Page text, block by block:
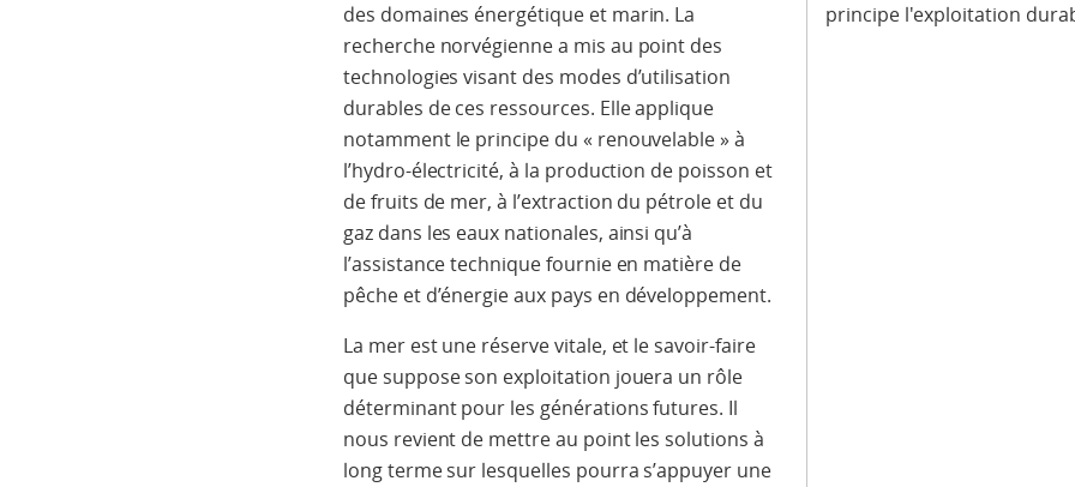
des domaines énergétique et marin. La
recherche norvégienne a mis au point des
technologies visant des modes d’utilisation
durables de ces ressources. Elle applique
notamment le principe du « renouvelable » à
l’hydro-électricité, à la production de poisson et
de fruits de mer, à l’extraction du pétrole et du
gaz dans les eaux nationales, ainsi qu’à
l’assistance technique fournie en matière de
pêche et d’énergie aux pays en développement.
La mer est une réserve vitale, et le savoir-faire
que suppose son exploitation jouera un rôle
déterminant pour les générations futures. Il
nous revient de mettre au point les solutions à
long terme sur lesquelles pourra s’appuyer une
principe l'exploitation